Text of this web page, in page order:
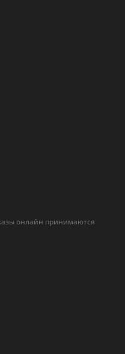
онлайн принимаются